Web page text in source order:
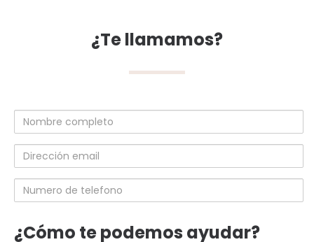
¿Te llamamos?
Nombre
completo
Dirección
email
Numero
de
¿Cómo te podemos ayudar?